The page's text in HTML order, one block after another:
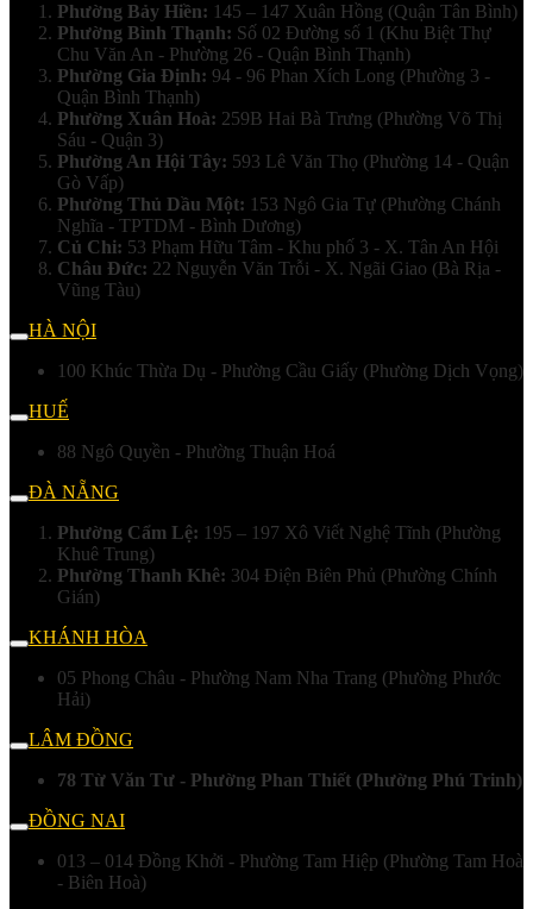
Phường Bảy Hiền: 145 – 147 Xuân Hồng (Quận Tân Bình)
Phường Bình Thạnh: Số 02 Đường số 1 (Khu Biệt Thự
Chu Văn An - Phường 26 - Quận Bình Thạnh)
Phường Gia Định: 94 - 96 Phan Xích Long (Phường 3 -
Quận Bình Thạnh)
Phường Xuân Hoà: 259B Hai Bà Trưng (Phường Võ Thị
Sáu - Quận 3)
Phường An Hội Tây: 593 Lê Văn Thọ (Phường 14 - Quận
Gò Vấp)
Phường Thủ Dầu Một: 153 Ngô Gia Tự (Phường Chánh
Nghĩa - TPTDM - Bình Dương)
Củ Chi: 53 Phạm Hữu Tâm - Khu phố 3 - X. Tân An Hội
Châu Đức: 22 Nguyễn Văn Trỗi - X. Ngãi Giao (Bà Rịa -
Vũng Tàu)
HÀ NỘI
100 Khúc Thừa Dụ - Phường Cầu Giấy (Phường Dịch Vọng)
HUẾ
88 Ngô Quyền - Phường Thuận Hoá
ĐÀ NẴNG
Phường Cẩm Lệ: 195 – 197 Xô Viết Nghệ Tĩnh (Phường
Khuê Trung)
Phường Thanh Khê: 304 Điện Biên Phủ (Phường Chính
Gián)
KHÁNH HÒA
05 Phong Châu - Phường Nam Nha Trang (Phường Phước
Hải)
LÂM ĐỒNG
78 Từ Văn Tư - Phường Phan Thiết (Phường Phú Trinh)
ĐỒNG NAI
013 – 014 Đồng Khởi - Phường Tam Hiệp (Phường Tam Hoà
- Biên Hoà)